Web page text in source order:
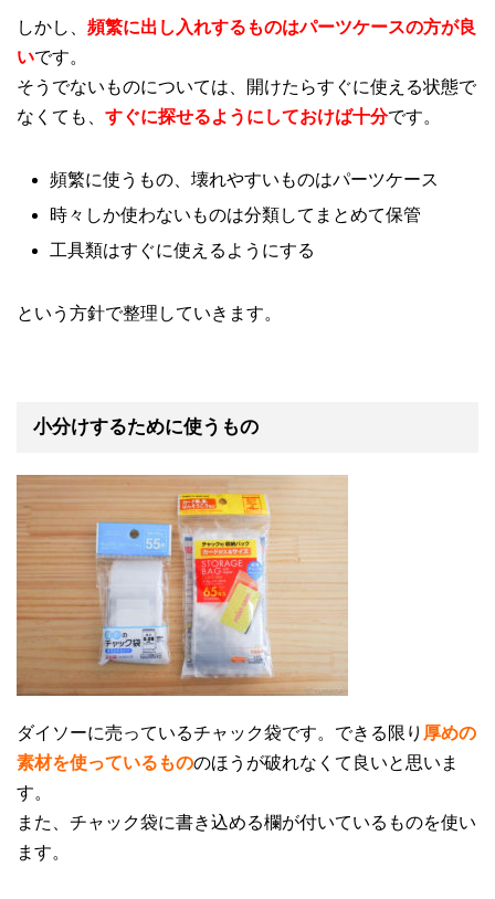
しかし、 頻繁に出し入れするものはパーツケースの方が良
いです。
そうでないものについては、開けたらすぐに使える状態で
なくても、 すぐに探せるようにしておけば十分です。
頻繁に使うもの、壊れやすいものはパーツケース
時々しか使わないものは分類してまとめて保管
工具類はすぐに使えるようにする
という方針で整理していきます。
小分けするために使うもの
ダイソーに売っているチャック袋です。できる限り 厚めの
素材を使っているもののほうが破れなくて良いと思いま
す。
また、チャック袋に書き込める欄が付いているものを使い
ます。